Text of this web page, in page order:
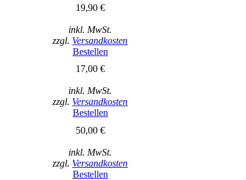
19,90 €
inkl. MwSt.
zzgl. Versandkosten
Bestellen
17,00 €
inkl. MwSt.
zzgl. Versandkosten
Bestellen
50,00 €
inkl. MwSt.
zzgl. Versandkosten
Bestellen